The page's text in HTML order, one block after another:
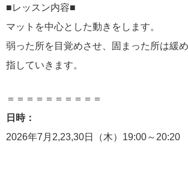
■レッスン内容■
マットを中心とした動きをします。
弱った所を目覚めさせ、固まった所は緩
指していきます。
＝＝＝＝＝＝＝＝＝＝
日時：
2026年7月2,23,30日（木）19:00～20:20